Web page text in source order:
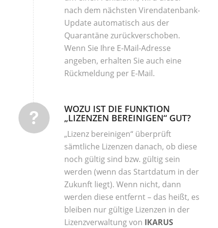
nach dem nächsten Virendatenbank-
Update automatisch aus der
Quarantäne zurückverschoben.
Wenn Sie Ihre E-Mail-Adresse
angeben, erhalten Sie auch eine
Rückmeldung per E-Mail.
WOZU IST DIE FUNKTION
„LIZENZEN BEREINIGEN“ GUT?
„Lizenz bereinigen“ überprüft
sämtliche Lizenzen danach, ob diese
noch gültig sind bzw. gültig sein
werden (wenn das Startdatum in der
Zukunft liegt). Wenn nicht, dann
werden diese entfernt – das heißt, es
bleiben nur gültige Lizenzen in der
Lizenzverwaltung von IKARUS